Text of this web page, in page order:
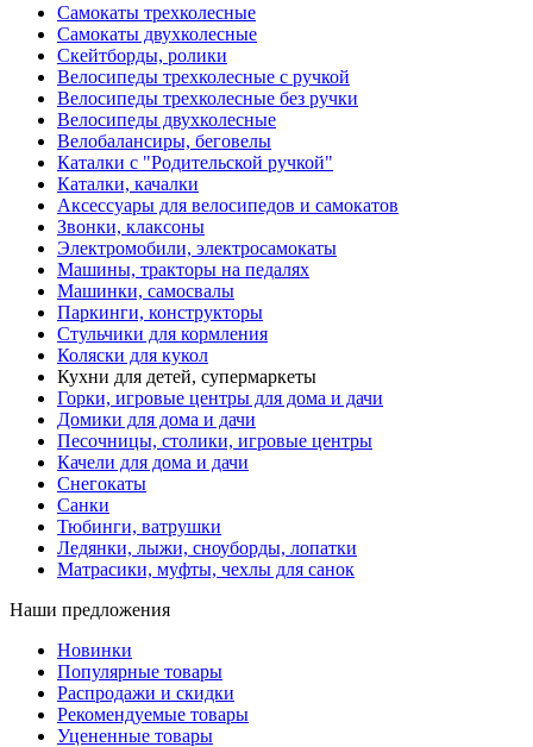
Самокаты трехколесные
Самокаты двухколесные
Скейтборды, ролики
Велосипеды трехколесные с ручкой
Велосипеды трехколесные без ручки
Велосипеды двухколесные
Велобалансиры, беговелы
Каталки с "Родительской ручкой"
Каталки, качалки
Аксессуары для велосипедов и самокатов
Звонки, клаксоны
Электромобили, электросамокаты
Машины, тракторы на педалях
Машинки, самосвалы
Паркинги, конструкторы
Стульчики для кормления
Коляски для кукол
Кухни для детей, супермаркеты
Горки, игровые центры для дома и дачи
Домики для дома и дачи
Песочницы, столики, игровые центры
Качели для дома и дачи
Снегокаты
Санки
Тюбинги, ватрушки
Ледянки, лыжи, сноуборды, лопатки
Матрасики, муфты, чехлы для санок
Наши предложения
Новинки
Популярные товары
Распродажи и скидки
Рекомендуемые товары
Уцененные товары